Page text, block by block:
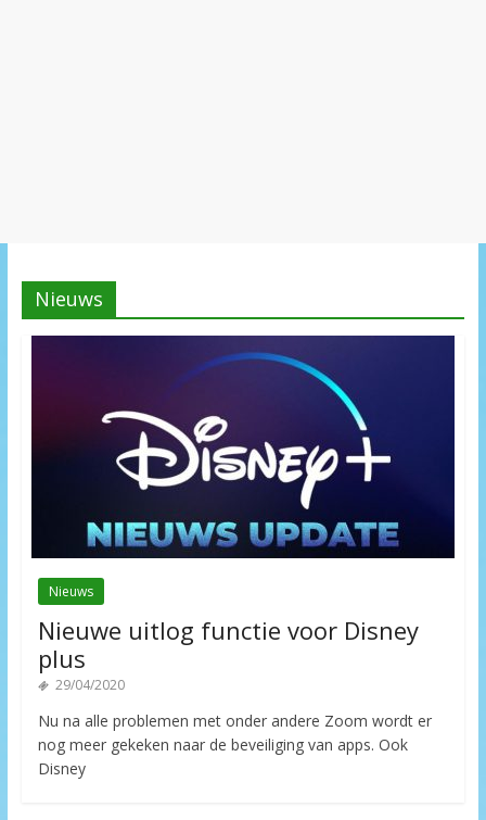
Nieuws
Nieuws
Nieuwe uitlog functie voor Disney
plus
29/04/2020
Nu na alle problemen met onder andere Zoom wordt er
nog meer gekeken naar de beveiliging van apps. Ook
Disney